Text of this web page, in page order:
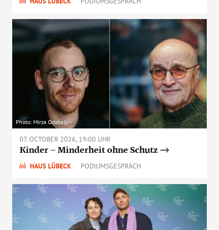
Photo: Mirza Odabaşı
07. OCTOBER 2026, 19:00 UHR
Kinder – Minderheit ohne Schutz
HAUS LÜBECK PODIUMSGESPRÄCH